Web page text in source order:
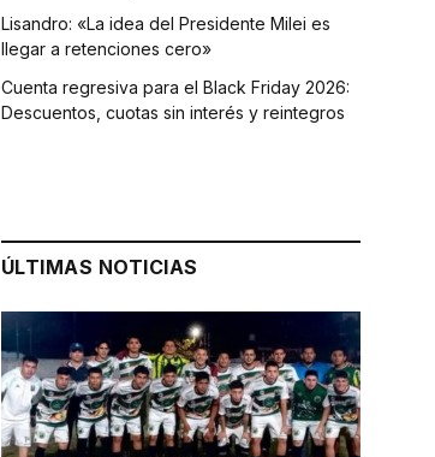
Lisandro: «La idea del Presidente Milei es
llegar a retenciones cero»
Cuenta regresiva para el Black Friday 2026:
Descuentos, cuotas sin interés y reintegros
ÚLTIMAS NOTICIAS